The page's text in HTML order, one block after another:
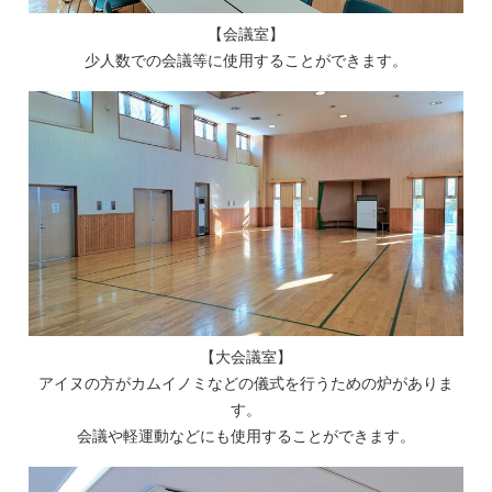
【会議室】
少人数での会議等に使用することができます。
【大会議室】
アイヌの方がカムイノミなどの儀式を行うための炉がありま
す。
会議や軽運動などにも使用することができます。